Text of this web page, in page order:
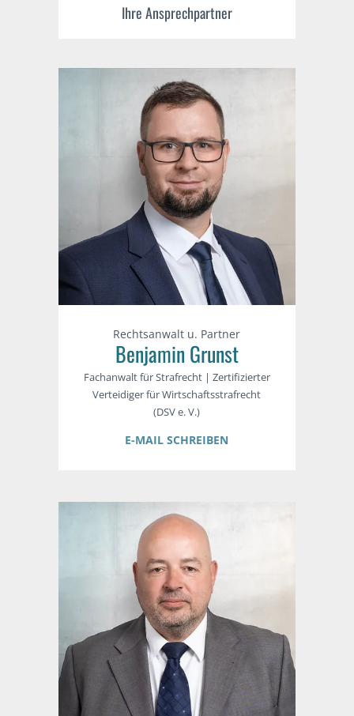
Ihre Ansprechpartner
Rechtsanwalt u. Partner
Benjamin Grunst
Fachanwalt für Strafrecht | Zertifizierter
Verteidiger für Wirtschaftsstrafrecht
(DSV e. V.)
E-MAIL SCHREIBEN